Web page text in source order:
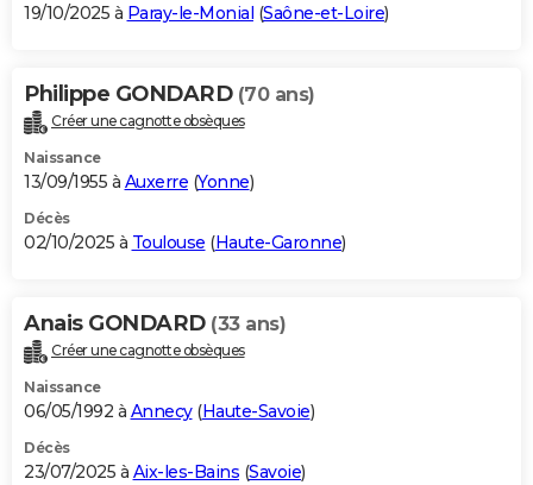
19/10/2025 à Paray-le-Monial (Saône-et-Loire)
Philippe GONDARD (70 ans)
Créer une cagnotte obsèques
Naissance
13/09/1955 à Auxerre (Yonne)
Décès
02/10/2025 à Toulouse (Haute-Garonne)
Anais GONDARD (33 ans)
Créer une cagnotte obsèques
Naissance
06/05/1992 à Annecy(Haute-Savoie)
Décès
23/07/2025 à Aix-les-Bains (Savoie)